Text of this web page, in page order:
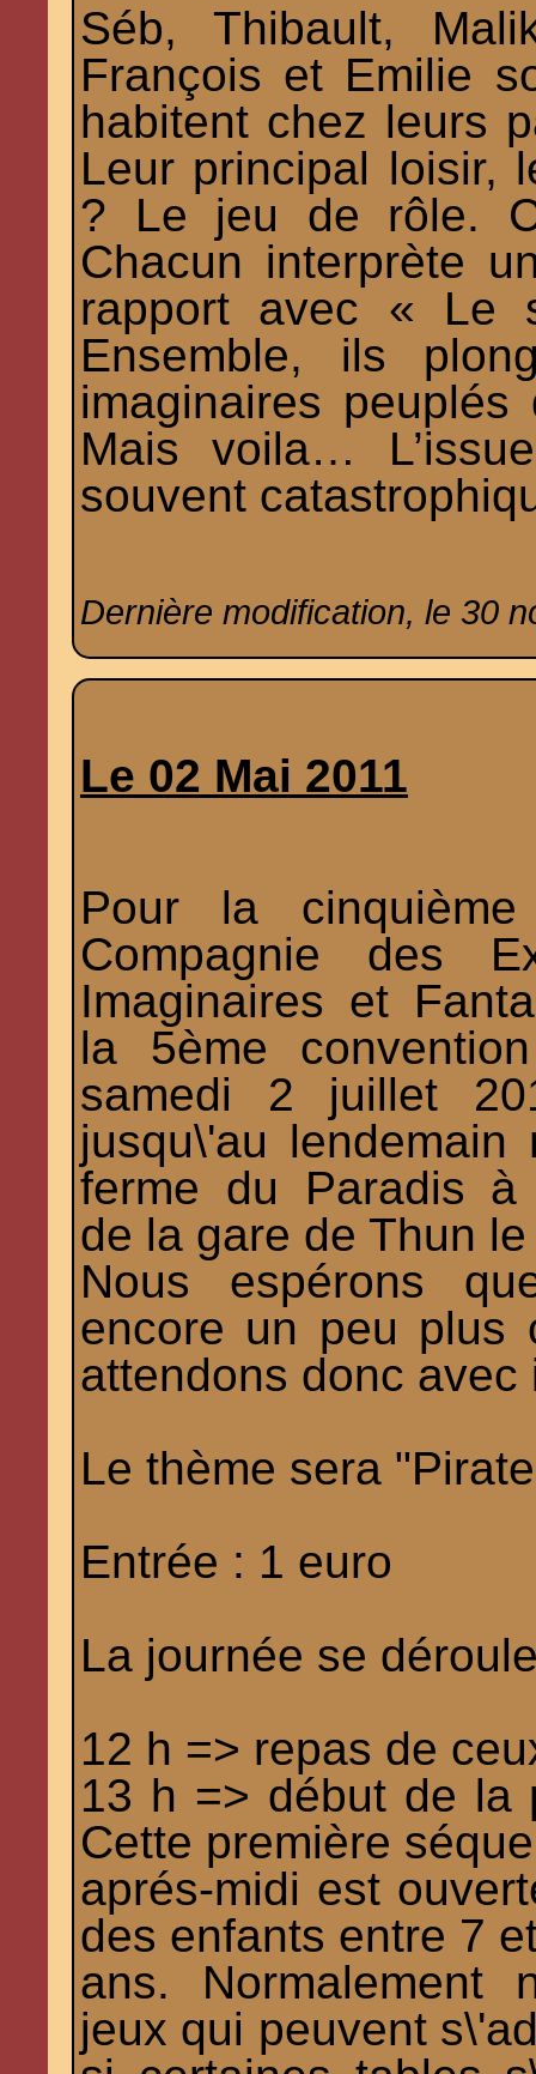
Séb, Thibault,
François et Emilie
habitent chez leurs
Leur principal loisir,
? Le jeu de rôle.
Chacun interprète
rapport avec « Le
Ensemble, ils
imaginaires
Mais voila…
souvent
Dernière modification, le 30
Le 02 Mai 2011
Pour la
Compagnie des
Imaginaires et
la 5ème
samedi 2 juillet
jusqu\'au
ferme du Paradis à
de la gare de Thun
Nous espérons
encore un peu plus
attendons donc avec
Le thème sera
Entrée : 1 euro
La journée se
12 h => repas de
13 h => début de la
Cette première
aprés-midi est
des enfants entre 7
ans. Normalement
jeux qui peuvent